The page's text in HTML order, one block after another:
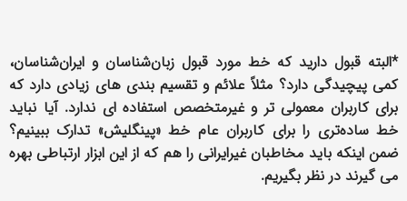
*البته قبول دارید که خط مورد قبول زبان‌شناسان و ایران‌شناسان،
کمی پیچیدگی دارد؟ مثلاً علائم و تقسیم بندی های زیادی دارد که
برای کاربران معمولی تر و غیرمتخصص استفاده ای ندارد. آیا نباید
خط ساده‌تری را برای کاربران عام خط «پینگلیش» تدارک ببینیم؟
ضمن اینکه باید مخاطبان غیرایرانی را هم که از این ابزار ارتباطی بهره
می گیرند در نظر بگیریم.